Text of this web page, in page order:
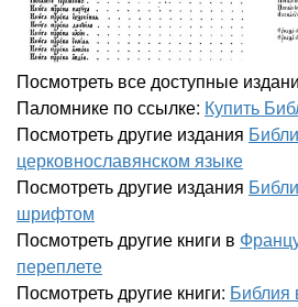
Посмотреть все доступные
Паломнике по ссылке: Купить
Посмотреть другие издания
церковнославянском языке
Посмотреть другие издания
шрифтом
Посмотреть другие книги в
переплете
Посмотреть другие книги: Библия